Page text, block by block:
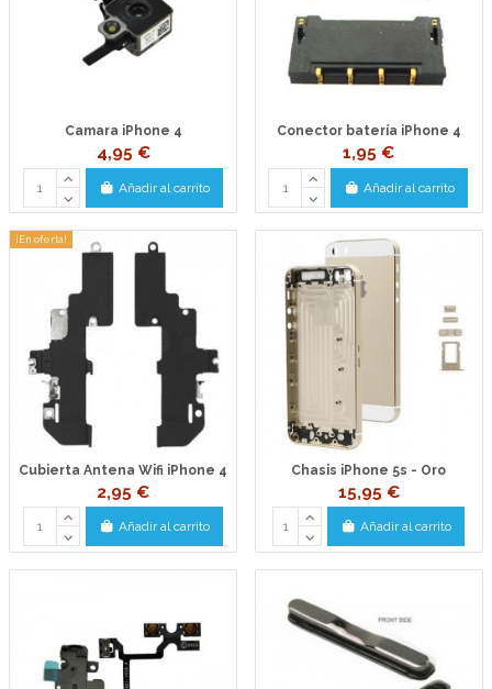
Camara iPhone 4
4,95 €
Añadir al carrito
Conector batería iPhone 4
1,95 €
Añadir al carrito
¡En oferta!
Cubierta Antena Wifi iPhone 4
2,95 €
Añadir al carrito
Chasis iPhone 5s - Oro
15,95 €
Añadir al carrito